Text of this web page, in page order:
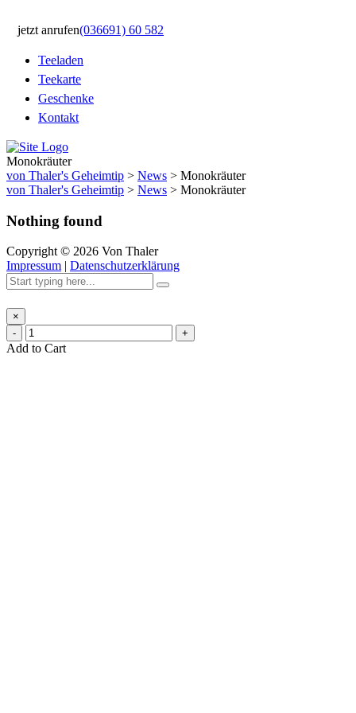
jetzt anrufen(036691) 60 582
Teeladen
Teekarte
Geschenke
Kontakt
Monokräuter
von Thaler's Geheimtip > News > Monokräuter
von Thaler's Geheimtip > News > Monokräuter
Nothing found
Copyright © 2026 Von Thaler
Impressum | Datenschutzerklärung
×
-
+
Add to Cart